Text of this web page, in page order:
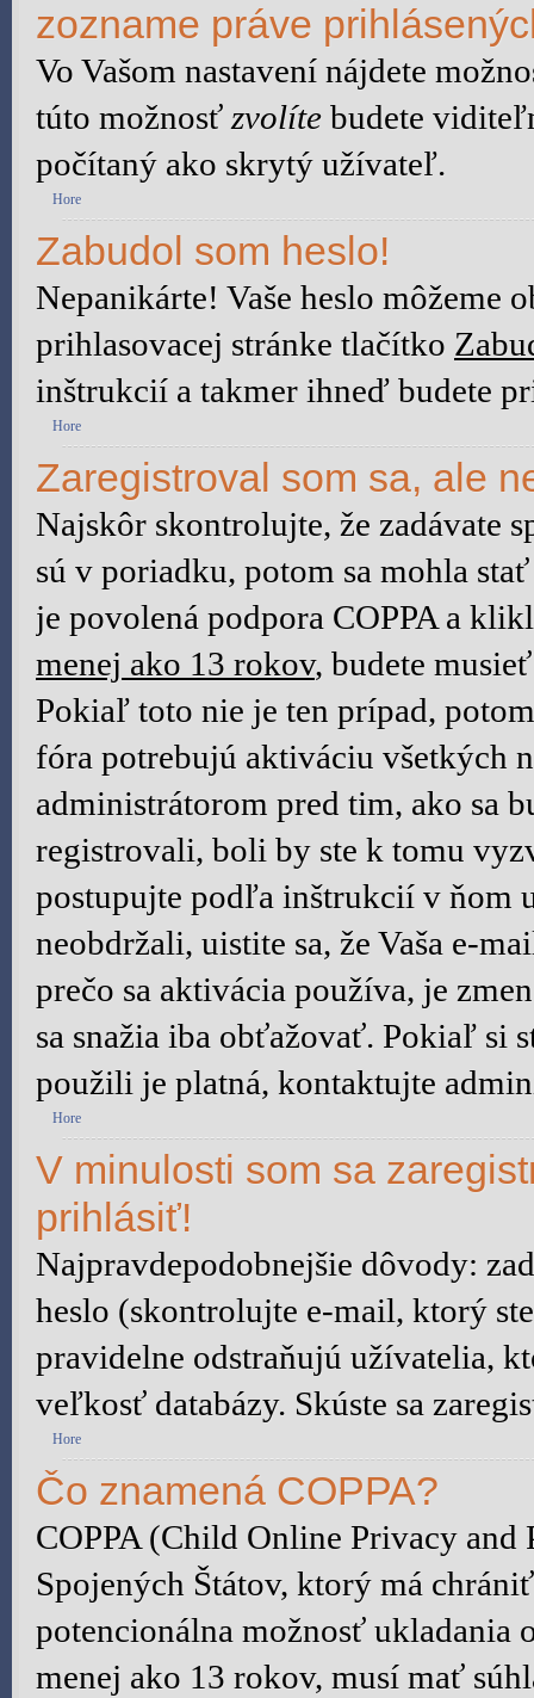
zozname práve
Vo Vašom nastavení nájdete
túto možnosť zvolíte budete
počítaný ako skrytý užívateľ.
Hore
Zabudol som heslo!
Nepanikárte! Vaše heslo môžeme
prihlasovacej stránke tlačítko
inštrukcií a takmer ihneď budete
Hore
Zaregistroval som sa, ale
Najskôr skontrolujte, že zadávate
sú v poriadku, potom sa mohla
je povolená podpora COPPA a
menej ako 13 rokov, budete
Pokiaľ toto nie je ten prípad,
fóra potrebujú aktiváciu všetkých
administrátorom pred tim, ako sa
registrovali, boli by ste k tomu
postupujte podľa inštrukcií v ňom
neobdržali, uistite sa, že Vaša e-
prečo sa aktivácia používa, je
sa snažia iba obťažovať. Pokiaľ si
použili je platná, kontaktujte
Hore
V minulosti som sa
prihlásiť!
Najpravdepodobnejšie dôvody:
heslo (skontrolujte e-mail, ktorý
pravidelne odstraňujú užívatelia,
veľkosť databázy. Skúste sa
Hore
Čo znamená COPPA?
COPPA (Child Online Privacy
Spojených Štátov, ktorý má
potencionálna možnosť
menej ako 13 rokov, musí mať